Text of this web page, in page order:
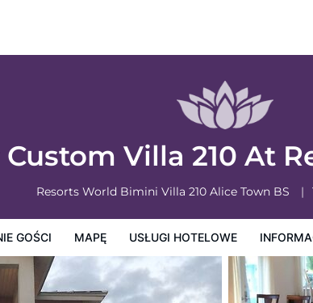
Villa 210 At
Resorts World Bimini Villa 210 Alice Town BS
GOŚCI MAPĘ USŁUGI HOTELOWE
Zasady działalności